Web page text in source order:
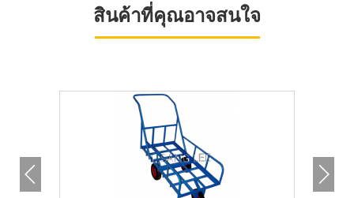
สินค้าที่คุณอาจสนใจ